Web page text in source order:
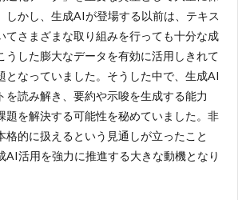
しかし、生成AIが登場する以前は、テキス
てさまざまな取り組みを行っても十分な成
うした膨大なデータを有効に活用しきれて
となっていました。そうした中で、生成AI
を読み解き、要約や示唆を生成する能力
題を解決する可能性を秘めていました。非
格的に扱えるという見通しが立ったこと
AI活用を強力に推進する大きな動機となり